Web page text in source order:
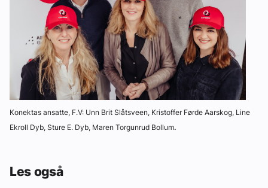
Konektas ansatte, F.V: Unn Brit Slåtsveen, Kristoffer Førde Aarskog, Line
Ekroll Dyb, Sture E. Dyb, Maren Torgunrud Bollum.
Les også